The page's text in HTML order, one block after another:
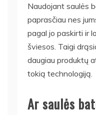
Naudojant saulės
paprasčiau nes
pagal jo paskirti ir
šviesos. Taigi
daugiau produktų
tokią technologiją.
Ar saulės